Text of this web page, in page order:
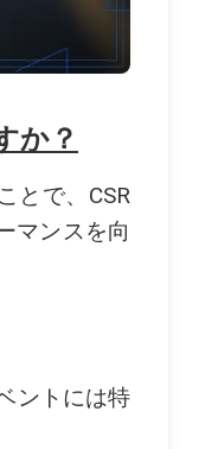
か？
とで、CSR
マンスを向
ントには特